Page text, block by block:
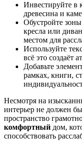
Инвестируйте в
древесина и
Обустройте
кресла или
местом для
Используйте
всё это создаёт
Добавьте
рамках, книги,
Несмотря на
интерьер не должен
пространство
комфортный дом,
способствовать